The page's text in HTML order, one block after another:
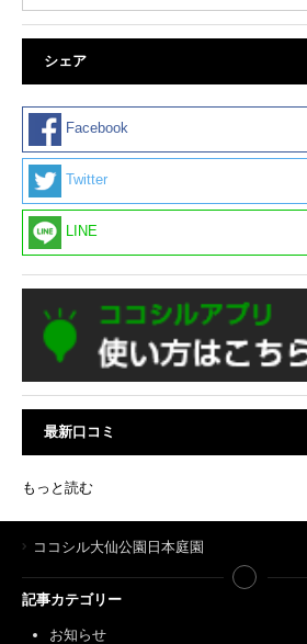
シェア
Facebook
Twitter
LINE
最新口コミ
もっと読む
ココシル大仙公園日本庭園
記事カテゴリー
お知らせ